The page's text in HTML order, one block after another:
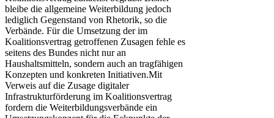
bleibe die allgemeine Weiterbildung jedoch
lediglich Gegenstand von Rhetorik, so die
Verbände. Für die Umsetzung der im
Koalitionsvertrag getroffenen Zusagen fehle es
seitens des Bundes nicht nur an
Haushaltsmitteln, sondern auch an tragfähigen
Konzepten und konkreten Initiativen.Mit
Verweis auf die Zusage digitaler
Infrastrukturförderung im Koalitionsvertrag
fordern die Weiterbildungsverbände ein